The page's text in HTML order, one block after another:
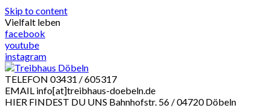
Skip to content
Vielfalt leben
facebook
youtube
instagram
TELEFON 03431 / 605317
EMAIL info[at]treibhaus-doebeln.de
HIER FINDEST DU UNS Bahnhofstr. 56 / 04720 Döbeln